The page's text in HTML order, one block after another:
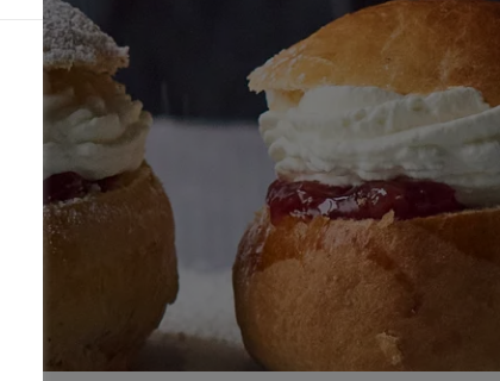
Mega House A/S
Waffle Barons